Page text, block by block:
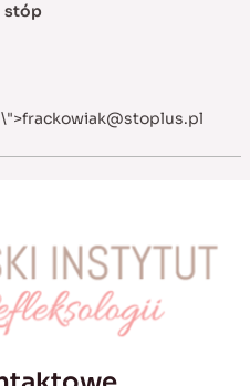
stóp
\">frackowiak@stoplus.pl